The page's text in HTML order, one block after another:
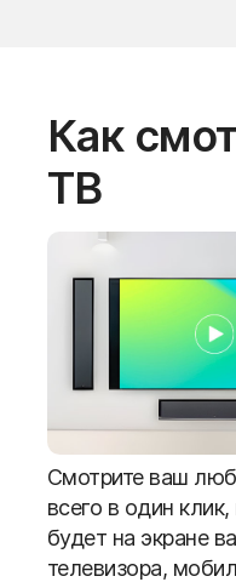
Как
ТВ
Смотрите ваш
всего в один
будет на экране
телевизора,